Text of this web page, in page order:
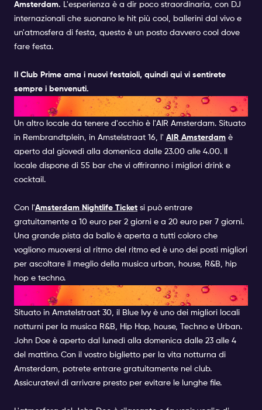
Amsterdam. L'esperienza è a dir poco straordinaria, con DJ
internazionali che suonano le hit più cool, ballerini dal vivo e
un'atmosfera di festa, questo è un posto davvero cool dove
fare festa.
Il Club Prime ama i nuovi festaioli, quindi qui vi sentirete
sempre i benvenuti.
AIR AMSTERDAM | CLUB
Un altro locale da tenere d'occhio è l'AIR Amsterdam. Situato
in Rembrandtplein, in Amstelstraat 16, l' AIR Amsterdam è
aperto dal giovedì alla domenica dalle 23.00 alle 4.00. Il
locale dispone di 55 bar che vi offriranno i migliori drink e
cocktail.
Con l'Amsterdam Nightlife Ticket si può entrare
gratuitamente a 10 euro per 2 giorni e a 20 euro per 7 giorni.
Una grande pista da ballo è aperta a tutti coloro che
vogliono muoversi al ritmo del ritmo ed è uno dei posti migliori
per ascoltare il meglio della musica urban, house, R&B, hip
hop e techno.
JOHN DOE | CLUB
Situato in Amstelstraat 30, il Blue Ivy è uno dei migliori locali
notturni per la musica R&B, Hip Hop, house, Techno e Urban.
John Doe è aperto dal lunedì alla domenica dalle 23 alle 4
del mattino. Con il vostro biglietto per la vita notturna di
Amsterdam, potrete entrare gratuitamente nel club.
Assicuratevi di arrivare presto per evitare le lunghe file.